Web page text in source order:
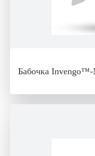
Бабочка Invengo™-